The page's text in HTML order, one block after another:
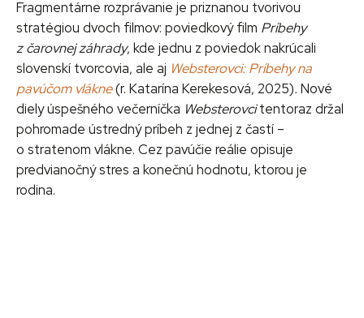
Fragmentárne rozprávanie je priznanou tvorivou
stratégiou dvoch filmov: poviedkový film Príbehy
z čarovnej záhrady, kde jednu z poviedok nakrúcali
slovenskí tvorcovia, ale aj Websterovci: Príbehy na
pavúčom vlákne(r. Katarína Kerekesová, 2025). Nové
diely úspešného večerníčka Websterovcitentoraz držal
pohromade ústredný príbeh z jednej z častí –
o stratenom vlákne. Cez pavúčie reálie opisuje
predvianočný stres a konečnú hodnotu, ktorou je
rodina.